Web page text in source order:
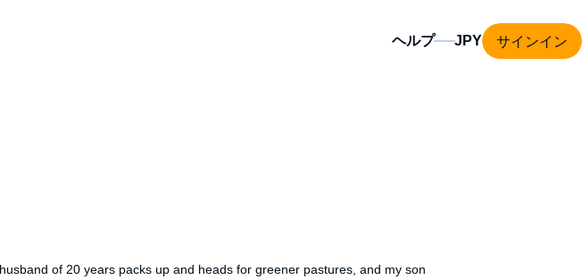
ヘルプ サインイン
of 20 years packs up and heads for greener pastures, and my son